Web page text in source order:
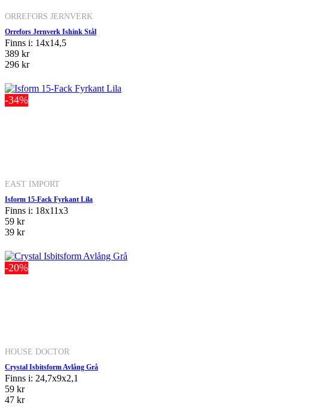
ORREFORS JERNVERK
Orrefors Jernverk Ishink Stål
Finns i: 14x14,5
389 kr
296 kr
-34%
EAST IMPORT
Isform 15-Fack Fyrkant Lila
Finns i: 18x11x3
59 kr
39 kr
-20%
HOUSE DOCTOR
Crystal Isbitsform Avlång Grå
Finns i: 24,7x9x2,1
59 kr
47 kr